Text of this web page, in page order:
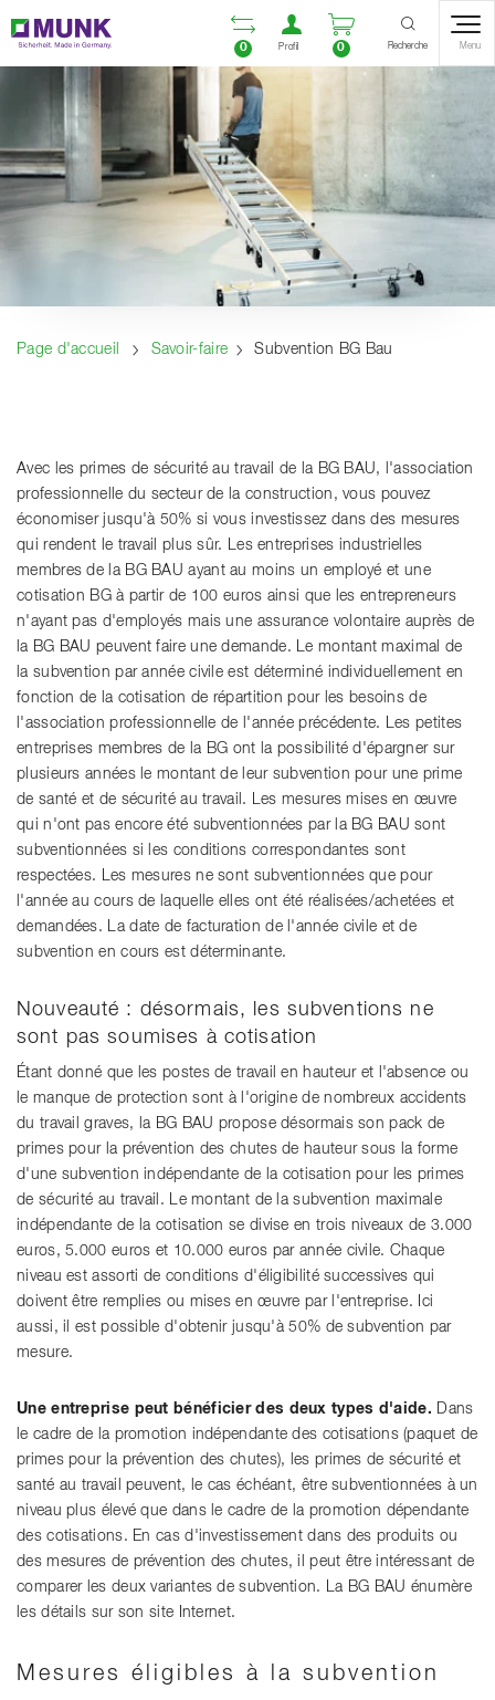
Contenu
Sommaire
Navigation Ouvrir la liste
0
Ouvrir un compte
Profil
Ouvrir le
0 Recherche Menu
Page d'accueil Savoir-faire Subvention BG Bau
Avec les primes de sécurité au travail de la BG BAU, l'association
professionnelle du secteur de la construction, vous pouvez
économiser jusqu'à 50% si vous investissez dans des mesures
qui rendent le travail plus sûr. Les entreprises industrielles
membres de la BG BAU ayant au moins un employé et une
cotisation BG à partir de 100 euros ainsi que les entrepreneurs
n'ayant pas d'employés mais une assurance volontaire auprès de
la BG BAU peuvent faire une demande. Le montant maximal de
la subvention par année civile est déterminé individuellement en
fonction de la cotisation de répartition pour les besoins de
l'association professionnelle de l'année précédente. Les petites
entreprises membres de la BG ont la possibilité d'épargner sur
plusieurs années le montant de leur subvention pour une prime
de santé et de sécurité au travail. Les mesures mises en œuvre
qui n'ont pas encore été subventionnées par la BG BAU sont
subventionnées si les conditions correspondantes sont
respectées. Les mesures ne sont subventionnées que pour
l'année au cours de laquelle elles ont été réalisées/achetées et
demandées. La date de facturation de l'année civile et de
subvention en cours est déterminante.
Nouveauté : désormais, les subventions ne
sont pas soumises à cotisation
Étant donné que les postes de travail en hauteur et l'absence ou
le manque de protection sont à l'origine de nombreux accidents
du travail graves, la BG BAU propose désormais son pack de
primes pour la prévention des chutes de hauteur sous la forme
d'une subvention indépendante de la cotisation pour les primes
de sécurité au travail. Le montant de la subvention maximale
indépendante de la cotisation se divise en trois niveaux de 3.000
euros, 5.000 euros et 10.000 euros par année civile. Chaque
niveau est assorti de conditions d'éligibilité successives qui
doivent être remplies ou mises en œuvre par l'entreprise. Ici
aussi, il est possible d'obtenir jusqu'à 50% de subvention par
mesure.
Une entreprise peut bénéficier des deux types d'aide. Dans
le cadre de la promotion indépendante des cotisations (paquet de
primes pour la prévention des chutes), les primes de sécurité et
santé au travail peuvent, le cas échéant, être subventionnées à un
niveau plus élevé que dans le cadre de la promotion dépendante
des cotisations. En cas d'investissement dans des produits ou
des mesures de prévention des chutes, il peut être intéressant de
comparer les deux variantes de subvention. La BG BAU énumère
les détails sur son site Internet.
Mesures éligibles à la subvention